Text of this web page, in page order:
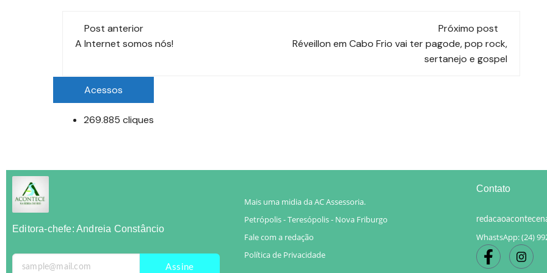
Post anterior
A Internet somos nós!
Próximo post
Réveillon em Cabo Frio vai ter pagode, pop rock,
sertanejo e gospel
Acessos
269.885 cliques
Editora-chefe: Andreia Constâncio
Assine
Mais uma midia da AC Assessoria.
Petrópolis - Teresópolis - Nova Friburgo
Fale com a redação
Política de Privacidade
Contato
WhastsApp: (24)